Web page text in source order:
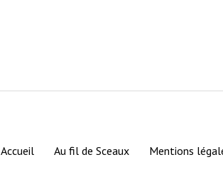
Accueil Au fil de Sceaux Mentions